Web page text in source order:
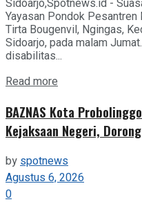
Sidoarjo,Spotnews.id -
Yayasan Pondok Pesantren
Tirta Bougenvil, Ngingas,
Sidoarjo, pada malam
disabilitas...
Read more
BAZNAS Kota
Kejaksaan Negeri,
byspotnews
Agustus 6, 2026
0